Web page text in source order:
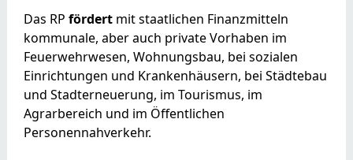
Das RP fördertmit staatlichen Finanzmitteln
kommunale, aber auch private Vorhaben im
Feuerwehrwesen, Wohnungsbau, bei sozialen
Einrichtungen und Krankenhäusern, bei Städtebau
und Stadterneuerung, im Tourismus, im
Agrarbereich und im Öffentlichen
Personennahverkehr.